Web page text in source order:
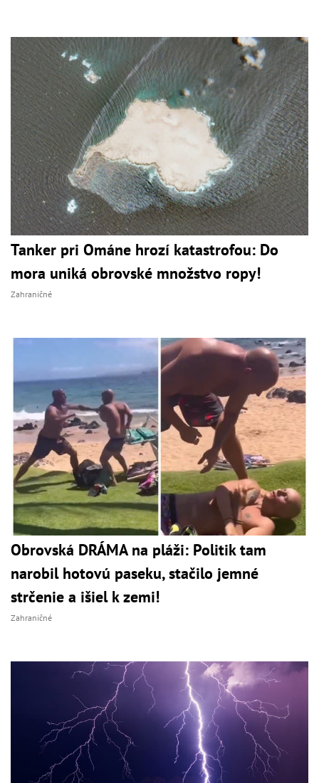
Tanker pri Ománe hrozí katastrofou: Do
mora uniká obrovské množstvo ropy!
Zahraničné
Obrovská DRÁMA na pláži: Politik tam
narobil hotovú paseku, stačilo jemné
strčenie a išiel k zemi!
Zahraničné